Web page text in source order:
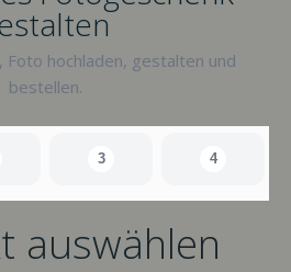
Foto hochladen, gestalten und
bestellen.
3 4
auswählen